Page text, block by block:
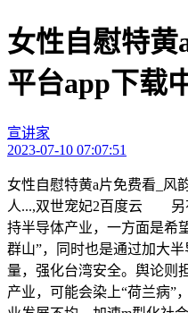
女性自慰特黄
平台app下载
宣讲家
2023-07-10 07:07:51
女性自慰特黄a片免费看_风
人...,双世宠妃2百度云 另
持半导体产业，一方面是希
群山”，同时也是通过加大
量，强化台湾安全。舆论则
产业，可能会染上“荷兰病”